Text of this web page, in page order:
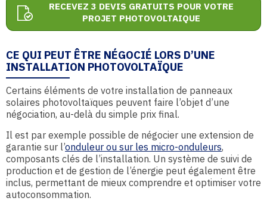
RECEVEZ 3 DEVIS GRATUITS POUR VOTRE
PROJET PHOTOVOLTAIQUE
CE QUI PEUT ÊTRE NÉGOCIÉ LORS D’UNE
INSTALLATION PHOTOVOLTAÏQUE
Certains éléments de votre installation de panneaux
solaires photovoltaïques peuvent faire l’objet d’une
négociation, au-delà du simple prix final.
Il est par exemple possible de négocier une extension de
garantie sur l’onduleur ou sur les micro-onduleurs,
composants clés de l’installation. Un système de suivi de
production et de gestion de l’énergie peut également être
inclus, permettant de mieux comprendre et optimiser votre
autoconsommation.